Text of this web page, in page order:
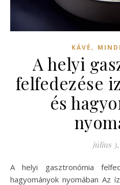
KÁVÉ ,
A helyi
felfedezése
és
július
A helyi gasztronómia felfedezése izgalmas ízek és
hagyományok nyomában Az